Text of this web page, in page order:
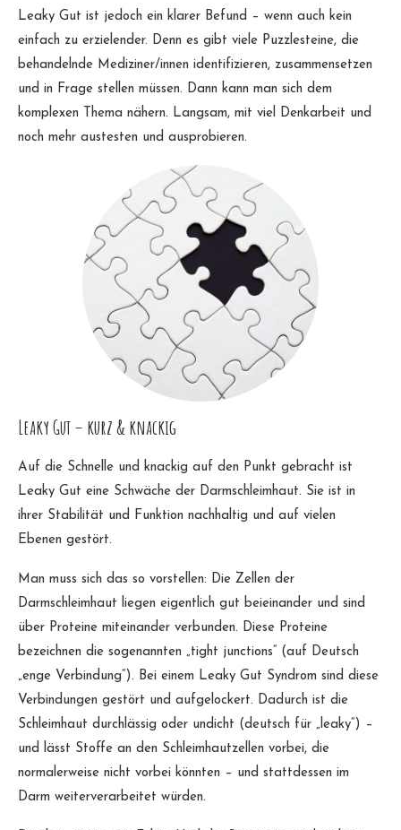
Leaky Gut ist jedoch ein klarer Befund – wenn auch kein
einfach zu erzielender. Denn es gibt viele Puzzlesteine, die
behandelnde Mediziner/innen identifizieren, zusammensetzen
und in Frage stellen müssen. Dann kann man sich dem
komplexen Thema nähern. Langsam, mit viel Denkarbeit und
noch mehr austesten und ausprobieren.
Leaky Gut – kurz & knackig
Auf die Schnelle und knackig auf den Punkt gebracht ist
Leaky Gut eine Schwäche der Darmschleimhaut. Sie ist in
ihrer Stabilität und Funktion nachhaltig und auf vielen
Ebenen gestört.
Man muss sich das so vorstellen: Die Zellen der
Darmschleimhaut liegen eigentlich gut beieinander und sind
über Proteine miteinander verbunden. Diese Proteine
bezeichnen die sogenannten „tight junctions“ (auf Deutsch
„enge Verbindung“). Bei einem Leaky Gut Syndrom sind diese
Verbindungen gestört und aufgelockert. Dadurch ist die
Schleimhaut durchlässig oder undicht (deutsch für „leaky“) –
und lässt Stoffe an den Schleimhautzellen vorbei, die
normalerweise nicht vorbei könnten – und stattdessen im
Darm weiterverarbeitet würden.